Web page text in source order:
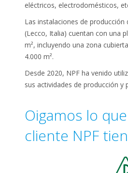
eléctricos, electrodomésticos,
Las instalaciones de producción
(Lecco, Italia) cuentan con una
m², incluyendo una zona
4.000 m².
Desde 2020, NPF ha venido
sus actividades de producción y
Oigamos lo
cliente NPF